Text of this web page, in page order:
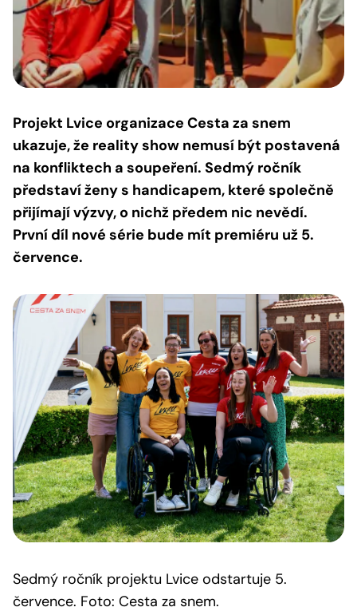
Projekt Lvice organizace Cesta za snem
ukazuje, že reality show nemusí být postavená
na konfliktech a soupeření. Sedmý ročník
představí ženy s handicapem, které společně
přijímají výzvy, o nichž předem nic nevědí.
První díl nové série bude mít premiéru už 5.
července.
Sedmý ročník projektu Lvice odstartuje 5.
července. Foto: Cesta za snem.